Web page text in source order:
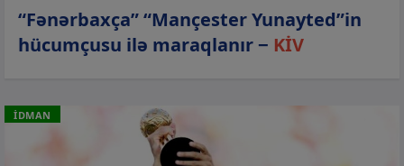
“Fənərbaxça” “Mançester Yunayted”in
hücumçusu ilə maraqlanır − KİV
İDMAN